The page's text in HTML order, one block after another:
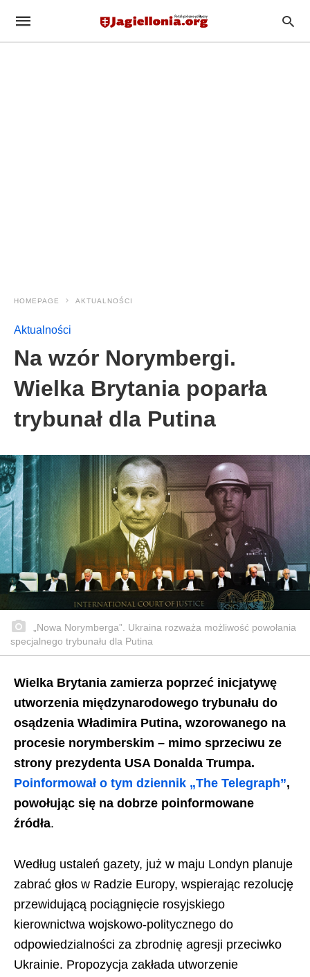
HOMEPAGE AKTUALNOŚCI
Aktualności
Na wzór Norymbergi.
Wielka Brytania poparła
trybunał dla Putina
„Nowa Norymberga”. Ukraina rozważa możliwość powołania
specjalnego trybunału dla Putina
Wielka Brytania zamierza poprzeć inicjatywę
utworzenia międzynarodowego trybunału do
osądzenia Władimira Putina, wzorowanego na
procesie norymberskim – mimo sprzeciwu ze
strony prezydenta USA Donalda Trumpa.
Poinformował o tym dziennik „The Telegraph”,
powołując się na dobrze poinformowane
źródła.
Według ustaleń gazety, już w maju Londyn planuje
zabrać głos w Radzie Europy, wspierając rezolucję
przewidującą pociągnięcie rosyjskiego
kierownictwa wojskowo-politycznego do
odpowiedzialności za zbrodnię agresji przeciwko
Ukrainie. Propozycja zakłada utworzenie